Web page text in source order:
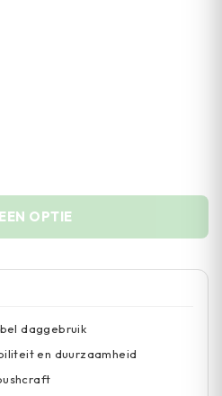
OPTIE
daggebruik
en duurzaamheid